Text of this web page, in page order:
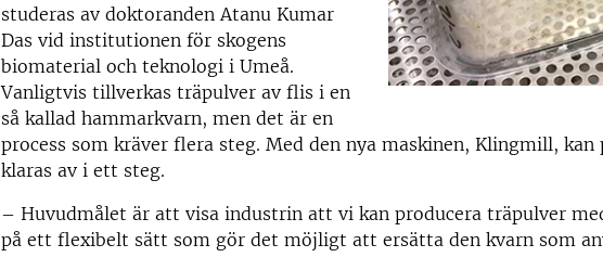
studeras av doktoranden Atanu Kumar
Das vid institutionen för skogens
biomaterial och teknologi i Umeå.
Vanligtvis tillverkas träpulver av flis i en
så kallad hammarkvarn, men det är en
process som kräver flera steg. Med den nya maskinen, Klingmill, kan
klaras av i ett steg.
– Huvudmålet är att visa industrin att vi kan producera träpulver
på ett flexibelt sätt som gör det möjligt att ersätta den kvarn som